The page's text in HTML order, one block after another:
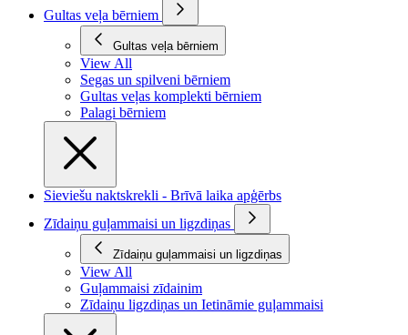
Gultas veļa bērniem
Gultas veļa bērniem
View All
Segas un spilveni bērniem
Gultas veļas komplekti bērniem
Palagi bērniem
Sieviešu naktskrekli - Brīvā laika apģērbs
Zīdaiņu guļammaisi un ligzdiņas
Zīdaiņu guļammaisi un ligzdiņas
View All
Guļammaisi zīdainim
Zīdaiņu ligzdiņas un Ietināmie guļammaisi